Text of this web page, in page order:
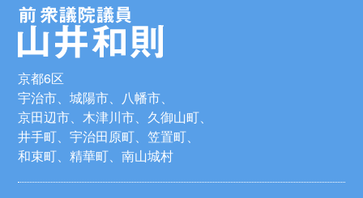
京都6区
宇治市、城陽市、八幡市、
京田辺市、木津川市、久御山町、
井手町、宇治田原町、笠置町、
和束町、精華町、南山城村